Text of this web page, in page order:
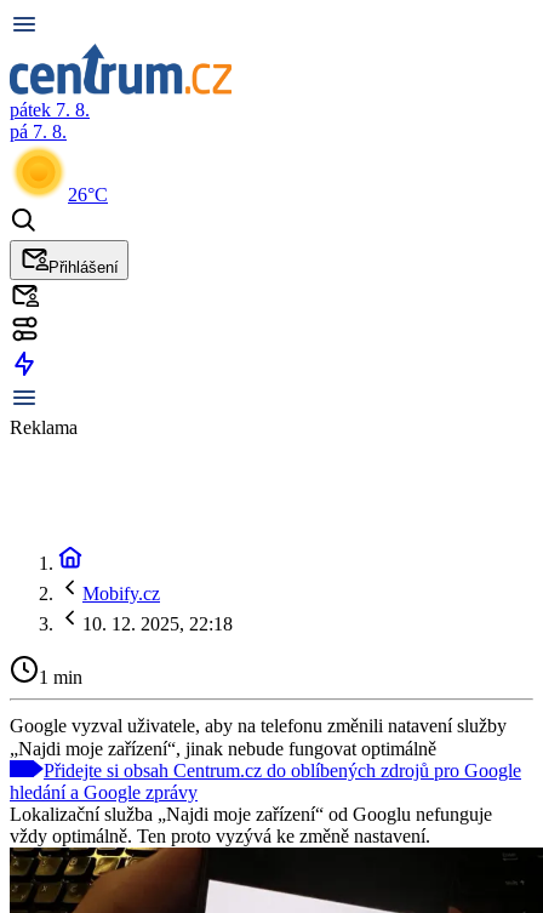
pátek 7. 8.
pá 7. 8.
26°C
Přihlášení
Reklama
Mobify.cz
10. 12. 2025, 22:18
1 min
Google vyzval uživatele, aby na telefonu změnili natavení služby
„Najdi moje zařízení“, jinak nebude fungovat optimálně
Přidejte si obsah Centrum.cz do oblíbených zdrojů pro Google
hledání a Google zprávy
Lokalizační služba „Najdi moje zařízení“ od Googlu nefunguje
vždy optimálně. Ten proto vyzývá ke změně nastavení.